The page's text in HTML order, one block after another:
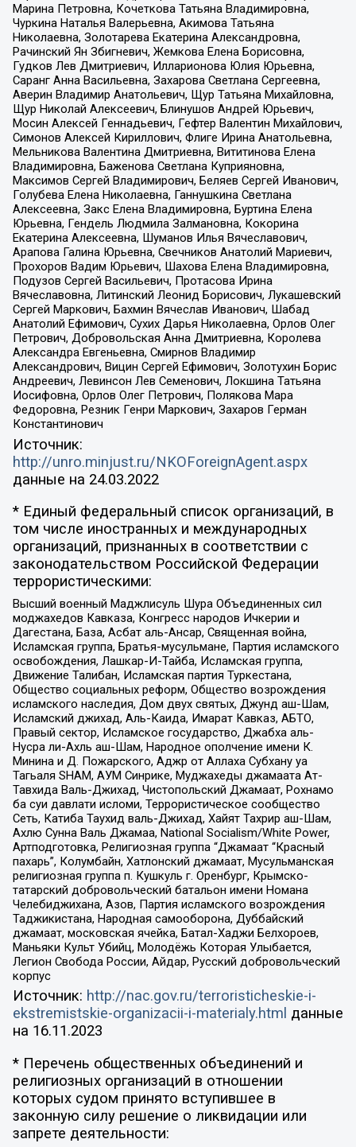
Марина Петровна, Кочеткова Татьяна Владимировна,
Чуркина Наталья Валерьевна, Акимова Татьяна
Николаевна, Золотарева Екатерина Александровна,
Рачинский Ян Збигневич, Жемкова Елена Борисовна,
Гудков Лев Дмитриевич, Илларионова Юлия Юрьевна,
Саранг Анна Васильевна, Захарова Светлана Сергеевна,
Аверин Владимир Анатольевич, Щур Татьяна Михайловна,
Щур Николай Алексеевич, Блинушов Андрей Юрьевич,
Мосин Алексей Геннадьевич, Гефтер Валентин Михайлович,
Симонов Алексей Кириллович, Флиге Ирина Анатольевна,
Мельникова Валентина Дмитриевна, Вититинова Елена
Владимировна, Баженова Светлана Куприяновна,
Максимов Сергей Владимирович, Беляев Сергей Иванович,
Голубева Елена Николаевна, Ганнушкина Светлана
Алексеевна, Закс Елена Владимировна, Буртина Елена
Юрьевна, Гендель Людмила Залмановна, Кокорина
Екатерина Алексеевна, Шуманов Илья Вячеславович,
Арапова Галина Юрьевна, Свечников Анатолий Мариевич,
Прохоров Вадим Юрьевич, Шахова Елена Владимировна,
Подузов Сергей Васильевич, Протасова Ирина
Вячеславовна, Литинский Леонид Борисович, Лукашевский
Сергей Маркович, Бахмин Вячеслав Иванович, Шабад
Анатолий Ефимович, Сухих Дарья Николаевна, Орлов Олег
Петрович, Добровольская Анна Дмитриевна, Королева
Александра Евгеньевна, Смирнов Владимир
Александрович, Вицин Сергей Ефимович, Золотухин Борис
Андреевич, Левинсон Лев Семенович, Локшина Татьяна
Иосифовна, Орлов Олег Петрович, Полякова Мара
Федоровна, Резник Генри Маркович, Захаров Герман
Константинович
Источник:
http://unro.minjust.ru/NKOForeignAgent.aspx
данные на 24.03.2022
* Единый федеральный список организаций, в
том числе иностранных и международных
организаций, признанных в соответствии с
законодательством Российской Федерации
террористическими:
Высший военный Маджлисуль Шура Объединенных сил
моджахедов Кавказа, Конгресс народов Ичкерии и
Дагестана, База, Асбат аль-Ансар, Священная война,
Исламская группа, Братья-мусульмане, Партия исламского
освобождения, Лашкар-И-Тайба, Исламская группа,
Движение Талибан, Исламская партия Туркестана,
Общество социальных реформ, Общество возрождения
исламского наследия, Дом двух святых, Джунд аш-Шам,
Исламский джихад, Аль-Каида, Имарат Кавказ, АБТО,
Правый сектор, Исламское государство, Джабха аль-
Нусра ли-Ахль аш-Шам, Народное ополчение имени К.
Минина и Д. Пожарского, Аджр от Аллаха Субхану уа
Тагьаля SHAM, АУМ Синрике, Муджахеды джамаата Ат-
Тавхида Валь-Джихад, Чистопольский Джамаат, Рохнамо
ба суи давлати исломи, Террористическое сообщество
Сеть, Катиба Таухид валь-Джихад, Хайят Тахрир аш-Шам,
Ахлю Сунна Валь Джамаа, National Socialism/White Power,
Артподготовка, Религиозная группа “Джамаат “Красный
пахарь”, Колумбайн, Хатлонский джамаат, Мусульманская
религиозная группа п. Кушкуль г. Оренбург, Крымско-
татарский добровольческий батальон имени Номана
Челебиджихана, Азов, Партия исламского возрождения
Таджикистана, Народная самооборона, Дуббайский
джамаат, московская ячейка, Батал-Хаджи Белхороев,
Маньяки Культ Убийц, Молодёжь Которая Улыбается,
Легион Свобода России, Айдар, Русский добровольческий
корпус
Источник: http://nac.gov.ru/terroristicheskie-i-
ekstremistskie-organizacii-i-materialy.html данные
на 16.11.2023
* Перечень общественных объединений и
религиозных организаций в отношении
которых судом принято вступившее в
законную силу решение о ликвидации или
запрете деятельности: